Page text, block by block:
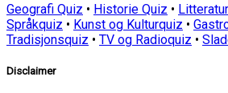
Geografi Quiz • Historie Quiz •
Språkquiz • Kunst og Kulturquiz •
Tradisjonsquiz • TV og Radioquiz •
Disclaimer